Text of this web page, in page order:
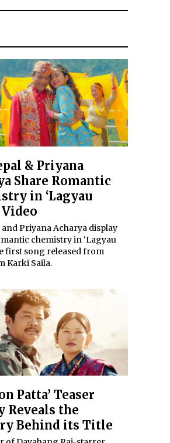
& Priyana
Share Romantic
in ‘Lagyau
Video
and Priyana Acharya display
chemistry in ‘Lagyau
first song released from
Karki Saila.
Patta’ Teaser
Reveals the
Behind its Title